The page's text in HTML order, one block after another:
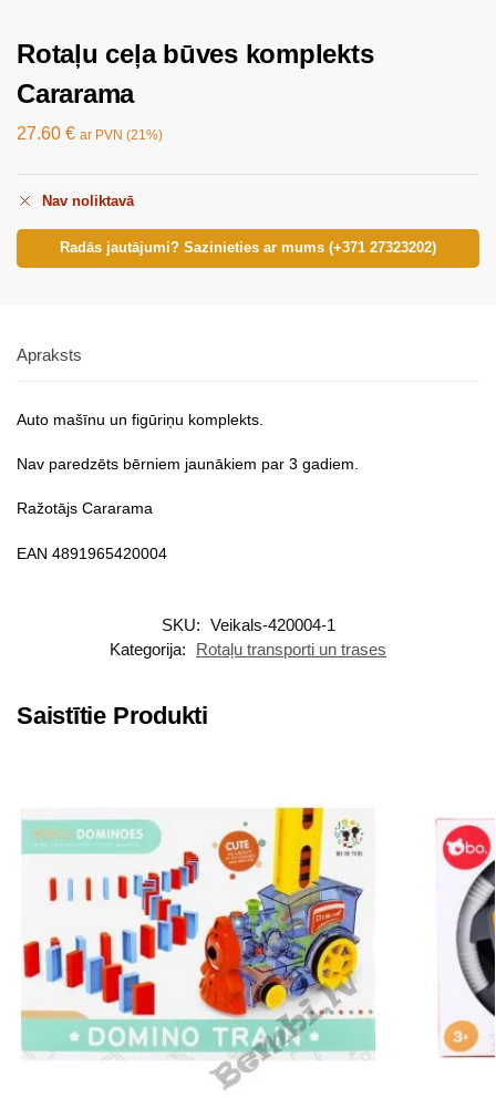
Rotaļu ceļa būves komplekts
Cararama
27.60 € ar PVN (21%)
Nav noliktavā
Radās jautājumi? Sazinieties ar mums (+371 27323202)
Apraksts
Auto mašīnu un figūriņu komplekts.
Nav paredzēts bērniem jaunākiem par 3 gadiem.
Ražotājs Cararama
EAN 4891965420004
SKU: Veikals-420004-1
Kategorija:
Rotaļu transporti un trases
Saistītie Produkti